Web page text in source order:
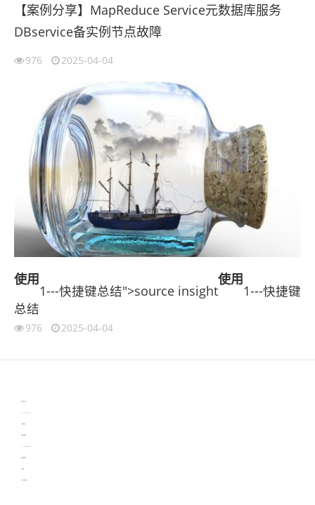
【案例分享】MapReduce Service元数据库服务
DBservice备实例节点故障
976 2025-04-04
使用
1---快捷键总结">source insight
使用
1---快捷键
总结
976 2025-04-04